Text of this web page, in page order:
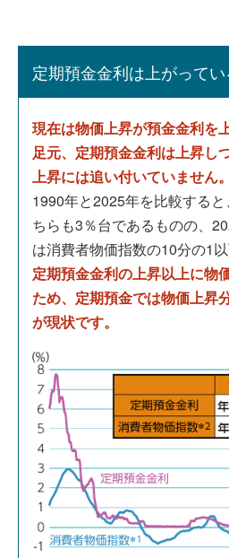
定期預金金利は上がってい
現在は物価上昇が預金金利を
足元、定期預金金利は上昇し
上昇には追い付いていません。
1990年と2025年を比較する
ちらも3％台であるものの、
は消費者物価指数の10分の1以
定期預金金利の上昇以上に物
ため、定期預金では物価上昇
が現状です。